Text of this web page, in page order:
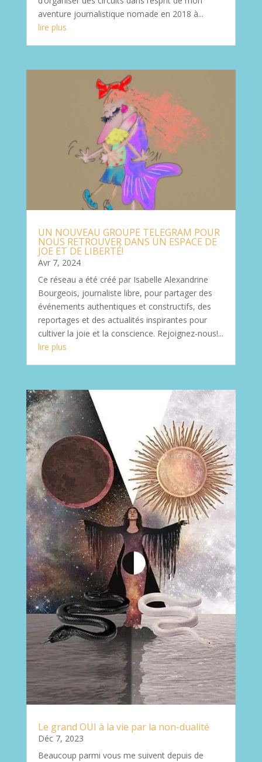
aventure journalistique nomade en 2018 à...
lire plus
UN NOUVEAU GROUPE TELEGRAM POUR
NOUS RETROUVER DANS UN ESPACE DE
JOE ET DE LIBERTÉ!
Avr 7, 2024
Ce réseau a été créé par Isabelle Alexandrine
Bourgeois, journaliste libre, pour partager des
événements authentiques et constructifs, des
reportages et des actualités inspirantes pour
cultiver la joie et la conscience. Rejoignez-nous!...
lire plus
Le grand OUI à la vie par la non-dualité
Déc 7, 2023
Beaucoup parmi vous me suivent depuis de